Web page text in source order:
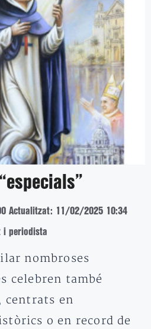
Actualitzat: 11/02/2025 10:34
i periodista
nombroses
celebren també
centrats en
o en record de